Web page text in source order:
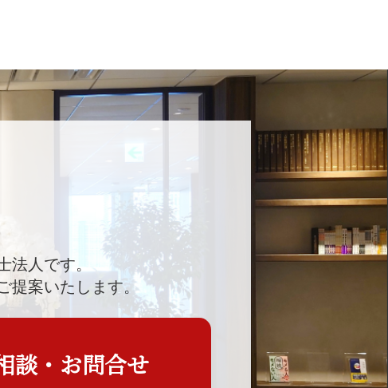
法人です。
提案いたします。
談・お問合せ